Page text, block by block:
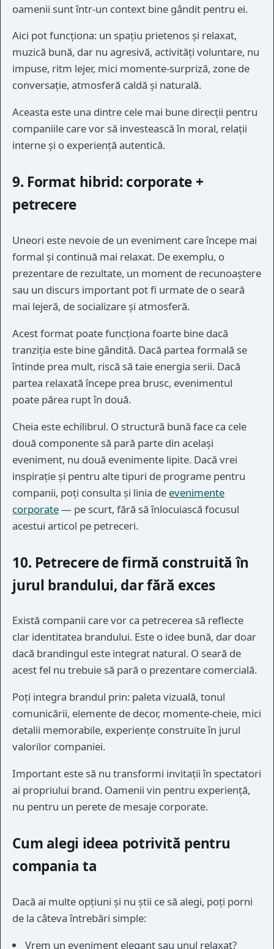
oamenii sunt într-un context bine gândit pentru ei.
Aici pot funcționa: un spațiu prietenos și relaxat,
muzică bună, dar nu agresivă, activități voluntare, nu
impuse, ritm lejer, mici momente-surpriză, zone de
conversație, atmosferă caldă și naturală.
Aceasta este una dintre cele mai bune direcții pentru
companiile care vor să investească în moral, relații
interne și o experiență autentică.
9. Format hibrid: corporate +
petrecere
Uneori este nevoie de un eveniment care începe mai
formal și continuă mai relaxat. De exemplu, o
prezentare de rezultate, un moment de recunoaștere
sau un discurs important pot fi urmate de o seară
mai lejeră, de socializare și atmosferă.
Acest format poate funcționa foarte bine dacă
tranziția este bine gândită. Dacă partea formală se
întinde prea mult, riscă să taie energia serii. Dacă
partea relaxată începe prea brusc, evenimentul
poate părea rupt în două.
Cheia este echilibrul. O structură bună face ca cele
două componente să pară parte din același
eveniment, nu două evenimente lipite. Dacă vrei
inspirație și pentru alte tipuri de programe pentru
companii, poți consulta și linia de evenimente
corporate— pe scurt, fără să înlocuiască focusul
acestui articol pe petreceri.
10. Petrecere de firmă construită în
jurul brandului, dar fără exces
Există companii care vor ca petrecerea să reflecte
clar identitatea brandului. Este o idee bună, dar doar
dacă brandingul este integrat natural. O seară de
acest fel nu trebuie să pară o prezentare comercială.
Poți integra brandul prin: paleta vizuală, tonul
comunicării, elemente de decor, momente-cheie, mici
detalii memorabile, experiențe construite în jurul
valorilor companiei.
Important este să nu transformi invitații în spectatori
ai propriului brand. Oamenii vin pentru experiență,
nu pentru un perete de mesaje corporate.
Cum alegi ideea potrivită pentru
compania ta
Dacă ai multe opțiuni și nu știi ce să alegi, poți porni
de la câteva întrebări simple:
Vrem un eveniment elegant sau unul relaxat?